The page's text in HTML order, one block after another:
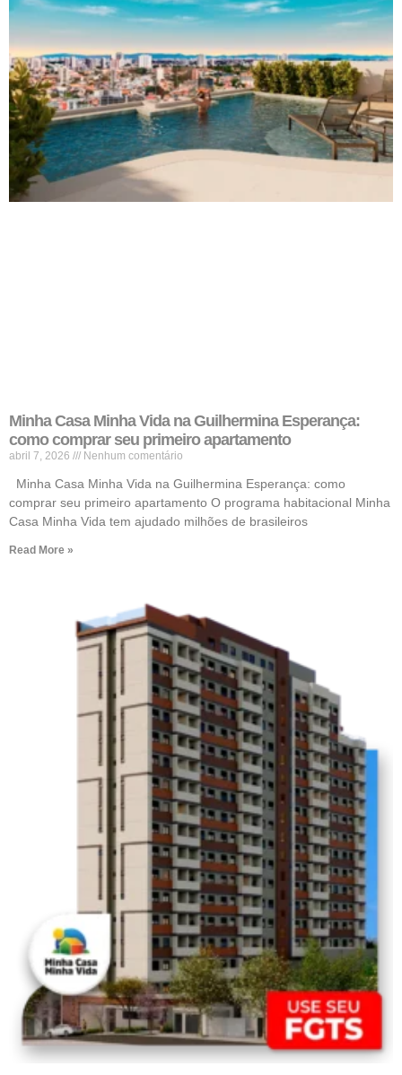
Minha Casa Minha Vida na Guilhermina Esperança:
como comprar seu primeiro apartamento
abril 7, 2026 Nenhum comentário
Minha Casa Minha Vida na Guilhermina Esperança: como
comprar seu primeiro apartamento O programa habitacional Minha
Casa Minha Vida tem ajudado milhões de brasileiros
Read More »